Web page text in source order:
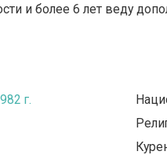
и более 6 лет веду
г.